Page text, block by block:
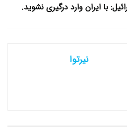
با ایران وارد درگیری نشوید.
نیرتوا